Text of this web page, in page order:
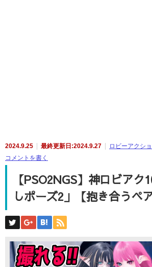
2024.9.25 最終更新日:2024.9.27 ロビーアクシ
コメントを書く
【PSO2NGS】神ロビアク
しポーズ2」【抱き合うペア